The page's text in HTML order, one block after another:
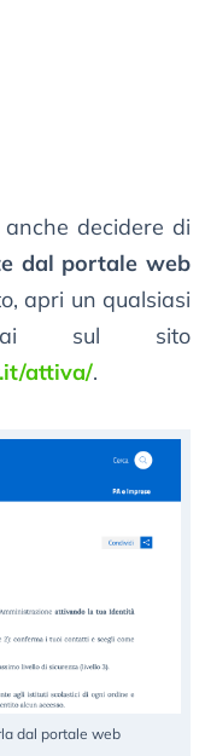
decidere di
dal portale web
apri un qualsiasi
sul sito
attiva/.
dal portale web